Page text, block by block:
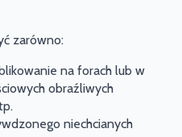
zarówno:
na forach lub w
obraźliwych
niechcianych